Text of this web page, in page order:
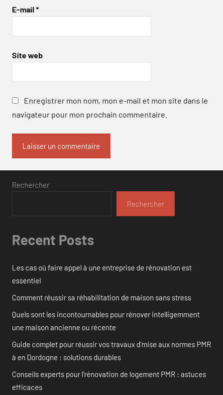
E-mail *
Site web
Enregistrer mon nom, mon e-mail et mon site dans le
navigateur pour mon prochain commentaire.
Rechercher
Rechercher
Recent Posts
Les cas où faire appel à une entreprise de rénovation est
essentiel
Comment réussir sa réhabilitation de maison sans stress
Quels sont les incontournables pour rénover intelligemment
une maison ancienne ou récente
Guide complet pour réussir vos travaux d’mise aux normes PMR
à en Dordogne : solutions durables
Conseils experts pour l’rénovation de logement PMR : astuces
efficaces